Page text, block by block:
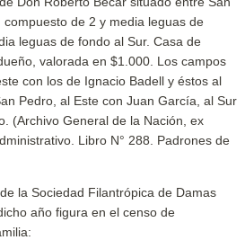
compuesto de 2 y media leguas de
leguas de fondo al Sur. Casa de
valorada en $1.000. Los campos
con los de Ignacio Badell y éstos al
Pedro, al Este con Juan García, al Sur
(Archivo General de la Nación, ex
Libro N° 288. Padrones de
la Sociedad Filantrópica de Damas
año figura en el censo de